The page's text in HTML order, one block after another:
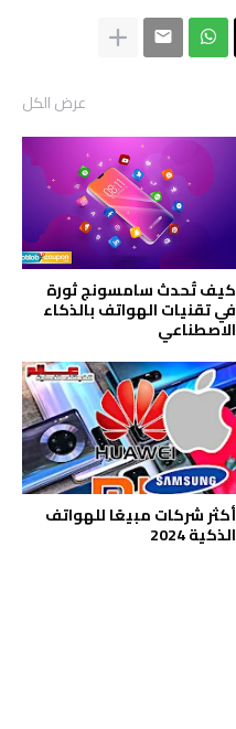
عرض الكل
كيف تُحدث سامسونج ثورة
في تقنيات الهواتف بالذكاء
الاصطناعي
أكثر شركات مبيعًا للهواتف
الذكية 2024